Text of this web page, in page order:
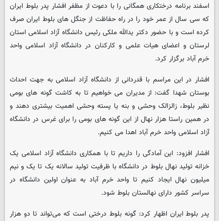
اسفند برنامه درختکاری همگانی را با دعوت از مظفر افشار پدر بلوط ایران
که سی سال از عمر خود را در راه حفاظت از جنگل های بلوط ایران صرف
کرده است و با حضور دکتر یدالله ملکی رئیس دانشگاه آزاد اسلامی استان
لرستان و اعضای هیات علمی و کارکنان در دانشگاه آزاد اسلامی واحد
خرم آباد برگزار کرد.
افشار در این مراسم با قدردانی از دانشگاه آزاد اسلامی به جهت احداث
بوستان شهدا گفت: از مدیران می خواهیم تا به کاشت گونه های بومی
نظیر بلوط، زالزالک وحشی و بنه یا پسته وحشی اهمیت بیشتری دهند و
در همین راستا هزار نهال از این گونه های بومی را برای غرس در دانشگاه
آزاد اسلامی واحد خرم آباد اهدا می کنیم.
افشار افزود: این آمادگی را داریم تا با همکاری دانشگاه آزاد اسلامی یک
خزانه تولید نهال بلوط در دانشگاه با ظرفیت تولید سالانه یک تا یک و نیم
میلیون نهال ایجاد کنیم تا واحد خرم آباد به عنوان اولین دانشگاه در
سراسر کشور دارای نهالستان بلوط شود.
پدر بلوط ایران اظهار کرد:‌ گونه بلوط درختی است که می‌تواند تا دو هزار